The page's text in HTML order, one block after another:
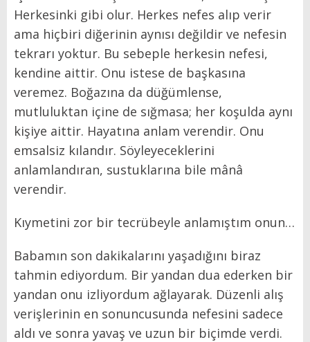
Herkesinki gibi olur. Herkes nefes alıp verir
ama hiçbiri diğerinin aynısı değildir ve nefesin
tekrarı yoktur. Bu sebeple herkesin nefesi,
kendine aittir. Onu istese de başkasına
veremez. Boğazına da düğümlense,
mutluluktan içine de sığmasa; her koşulda aynı
kişiye aittir. Hayatına anlam verendir. Onu
emsalsiz kılandır. Söyleyeceklerini
anlamlandıran, sustuklarına bile mânâ
verendir.
Kıymetini zor bir tecrübeyle anlamıştım onun…
Babamın son dakikalarını yaşadığını biraz
tahmin ediyordum. Bir yandan dua ederken bir
yandan onu izliyordum ağlayarak. Düzenli alış
verişlerinin en sonuncusunda nefesini sadece
aldı ve sonra yavaş ve uzun bir biçimde verdi.